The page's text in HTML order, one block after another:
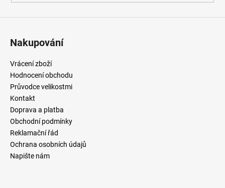
Nakupování
Vrácení zboží
Hodnocení obchodu
Průvodce velikostmi
Kontakt
Doprava a platba
Obchodní podmínky
Reklamační řád
Ochrana osobních údajů
Napište nám